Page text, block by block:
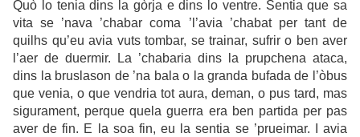
Quò lo tenia dins la gòrja e dins lo ventre. Sentia que sa
vita se ’nava ’chabar coma ’l’avia ’chabat per tant de
quilhs qu’eu avia vuts tombar, se trainar, sufrir o ben aver
l’aer de duermir. La ’chabaria dins la prupchena ataca,
dins la bruslason de ’na bala o la granda bufada de l’òbus
que venia, o que vendria tot aura, deman, o pus tard, mas
sigurament, perque quela guerra era ben partida per pas
aver de fin. E la soa fin, eu la sentia se ’prueimar. I avia